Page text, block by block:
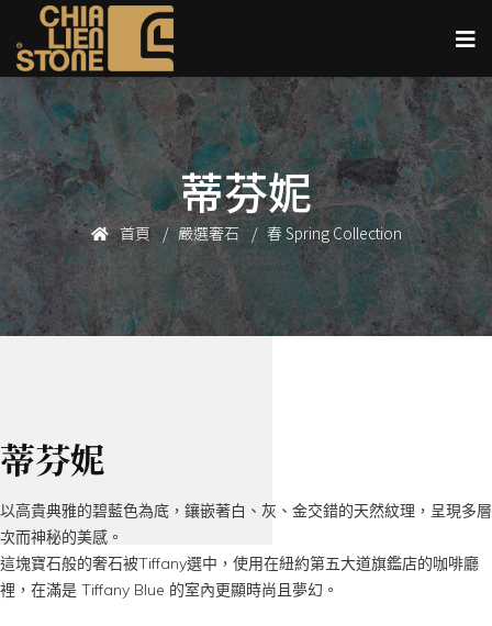
蒂芬妮
首頁 嚴選奢石 春 Spring Collection
蒂芬妮
以高貴典雅的碧藍色為底，鑲嵌著白、灰、金交錯的天然紋理，呈現多層
次而神秘的美感。
這塊寶石般的奢石被Tiffany選中，使用在紐約第五大道旗鑑店的咖啡廳
裡，在滿是 Tiffany Blue 的室內更顯時尚且夢幻。